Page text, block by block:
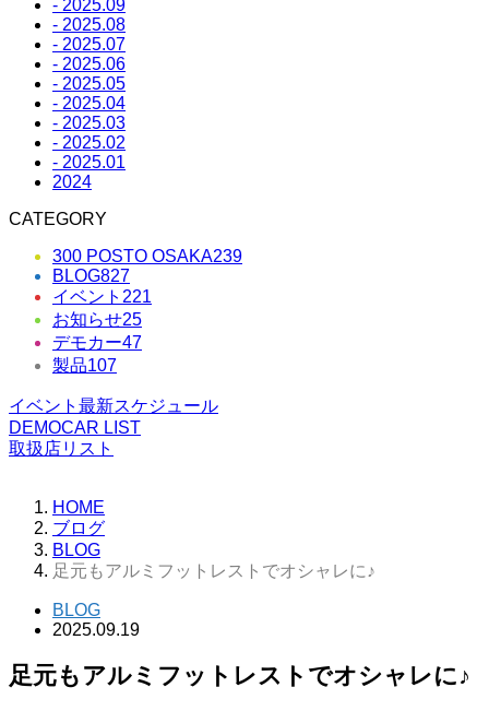
- 2025.09
- 2025.08
- 2025.07
- 2025.06
- 2025.05
- 2025.04
- 2025.03
- 2025.02
- 2025.01
2024
CATEGORY
300 POSTO OSAKA239
BLOG827
イベント 221
お知らせ25
デモカー47
製品107
イベント最新スケジュール
DEMOCAR LIST
取扱店リスト
HOME
ブログ
BLOG
足元もアルミフットレストでオシャレに♪
BLOG
2025.09.19
足元もアルミフットレストでオシャレに♪